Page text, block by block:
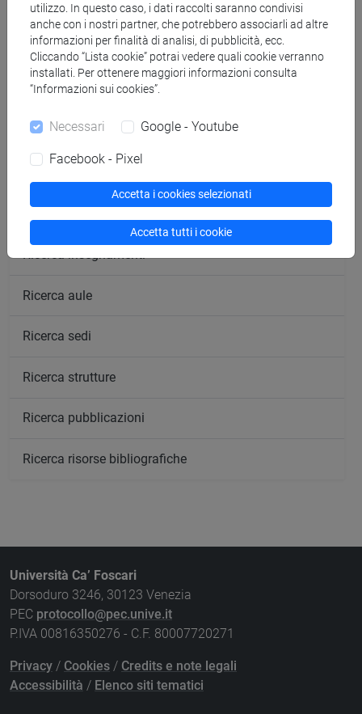
segui il feed
Ricerca insegnamenti
Ricerca aule
Ricerca sedi
Ricerca strutture
Ricerca pubblicazioni
Ricerca risorse bibliografiche
Università Ca’ Foscari
Dorsoduro 3246, 30123 Venezia
PEC protocollo@pec.unive.it
P.IVA 00816350276 - C.F. 80007720271
Privacy / Cookies / Credits e note legali
Accessibilità / Elenco siti tematici
utilizzo. In questo caso, i dati raccolti saranno condivisi
anche con i nostri partner, che potrebbero associarli ad altre
informazioni per finalità di analisi, di pubblicità, ecc.
Cliccando “Lista cookie” potrai vedere quali cookie verranno
installati. Per ottenere maggiori informazioni consulta
“Informazioni sui cookies”.
Necessari Google - Youtube
Facebook - Pixel
Accetta i cookies selezionati
Accetta tutti i cookie